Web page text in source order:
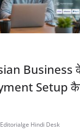
Business
Setup
Editorialge Hindi Desk